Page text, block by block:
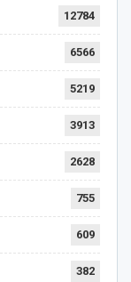
12784
6566
5219
3913
2628
755
609
382